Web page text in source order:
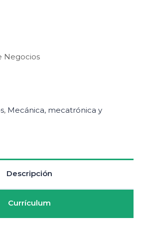
Negocios
, Mecánica, mecatrónica y
Descripción
Currículum